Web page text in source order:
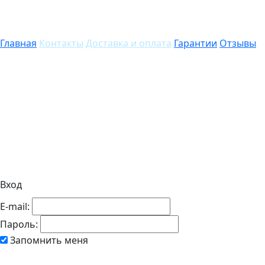
Главная Контакты Доставка и оплата Гарантии Отзывы
Вход
E-mail:
Пароль:
Запомнить меня